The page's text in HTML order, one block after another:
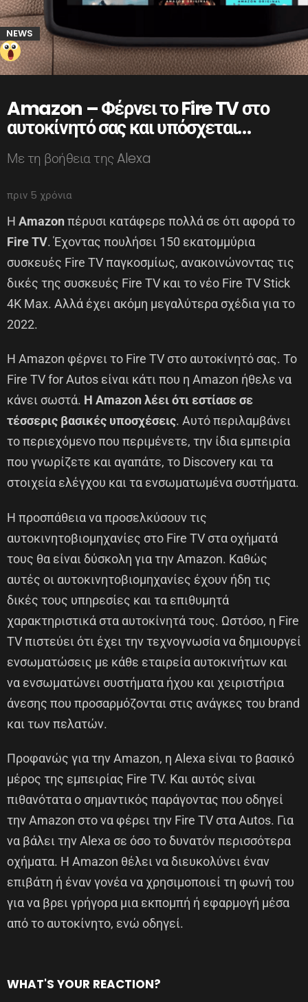
NEWS
Amazon – Φέρνει το Fire TV στο
αυτοκίνητό σας και υπόσχεται…
Με τη βοήθεια της Alexa
πριν 5 χρόνια
Η Amazonπέρυσι κατάφερε πολλά σε ότι αφορά το
Fire TV. Έχοντας πουλήσει 150 εκατομμύρια
συσκευές Fire TV παγκοσμίως, ανακοινώνοντας τις
δικές της συσκευές Fire TV και το νέο Fire TV Stick
4K Max. Αλλά έχει ακόμη μεγαλύτερα σχέδια για το
2022.
Η Amazon φέρνει το Fire TV στο αυτοκίνητό σας. Το
Fire TV for Autos είναι κάτι που η Amazon ήθελε να
κάνει σωστά. Η Amazοn λέει ότι εστίασε σε
τέσσερις βασικές υποσχέσεις. Αυτό περιλαμβάνει
το περιεχόμενο που περιμένετε, την ίδια εμπειρία
που γνωρίζετε και αγαπάτε, το Discovery και τα
στοιχεία ελέγχου και τα ενσωματωμένα συστήματα.
Η προσπάθεια να προσελκύσουν τις
αυτοκινητοβιομηχανίες στο Fire TV στα οχήματά
τους θα είναι δύσκολη για την Amazοn. Καθώς
αυτές οι αυτοκινητοβιομηχανίες έχουν ήδη τις
δικές τους υπηρεσίες και τα επιθυμητά
χαρακτηριστικά στα αυτοκίνητά τους. Ωστόσο, η Fire
TV πιστεύει ότι έχει την τεχνογνωσία να δημιουργεί
ενσωματώσεις με κάθε εταιρεία αυτοκινήτων και
να ενσωματώνει συστήματα ήχου και χειριστήρια
άνεσης που προσαρμόζονται στις ανάγκες του brand
και των πελατών.
Προφανώς για την Amazon, η Alexa είναι το βασικό
μέρος της εμπειρίας Fire TV. Και αυτός είναι
πιθανότατα ο σημαντικός παράγοντας που οδηγεί
την Amazon στο να φέρει την Fire TV στα Autos. Για
να βάλει την Alexa σε όσο το δυνατόν περισσότερα
οχήματα. Η Amazon θέλει να διευκολύνει έναν
επιβάτη ή έναν γονέα να χρησιμοποιεί τη φωνή του
για να βρει γρήγορα μια εκπομπή ή εφαρμογή μέσα
από το αυτοκίνητο, ενώ οδηγεί.
WHAT'S YOUR REACTION?